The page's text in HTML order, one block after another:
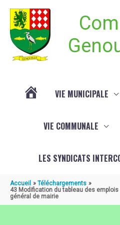
VIE MUNICIPALE
VIE COMMUNALE
LES SYNDICATS
Accueil
Téléchargements
43 Modification du tableau des
général de mairie